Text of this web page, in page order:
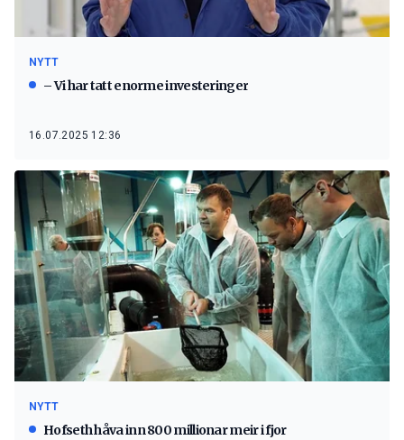
NYTT
– Vi har tatt enorme investeringer
16.07.2025 12:36
NYTT
Hofseth håva inn 800 millionar meir i fjor